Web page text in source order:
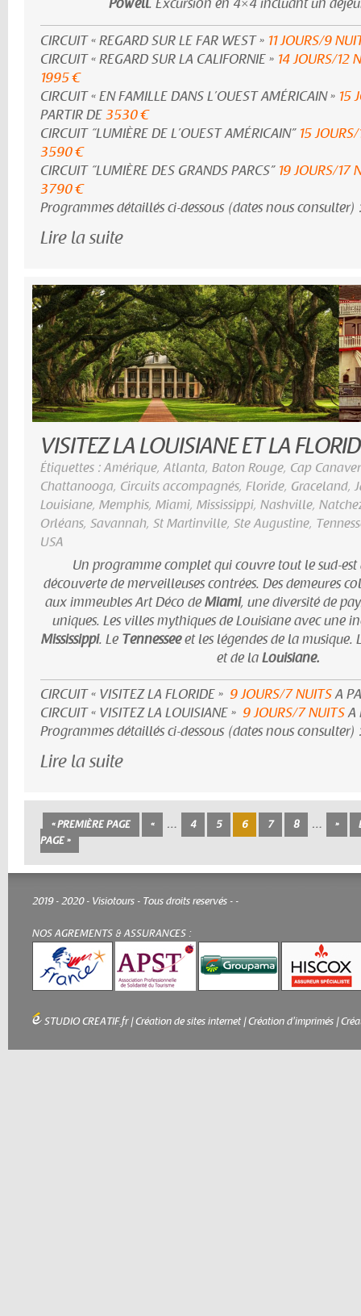
Powell. Excursion en 4×4 incluant un
CIRCUIT « REGARD SUR LE FAR WEST » 11 JOURS/9
CIRCUIT « REGARD SUR LA CALIFORNIE » 14 JOURS/12
1995 €
CIRCUIT « EN FAMILLE DANS L’OUEST AMÉRICAIN » 15
PARTIR DE3530 €
CIRCUIT “LUMIÈRE DE L’OUEST AMÉRICAIN” 15
3590 €
CIRCUIT “LUMIÈRE DES GRANDS PARCS” 19 JOURS/17
3790 €
Programmes détaillés ci-dessous (dates nous consulter)
Lire la suite
VISITEZ LA LOUISIANE ET LA
Étiquettes : Amérique, Atlanta, Baton Rouge, Cap
Chattanooga, Circuits accompagnés, Floride, Graceland,
Louisiane, Memphis, Miami, Mississippi, Nashville,
Orléans, Savannah, St Martinville, Ste Augustine,
USA
Un programme complet qui couvre tout le sud-est
découverte de merveilleuses contrées. Des demeures
aux immeubles Art Déco deMiami, une diversité de
uniques. Les villes mythiques de Louisiane avec une
Mississippi. Le Tennesseeet les légendes de la
et de laLouisiane.
CIRCUIT « VISITEZ LA FLORIDE » 9 JOURS/7 NUITSA
CIRCUIT « VISITEZ LA LOUISIANE » 9 JOURS/7 NUITSA
Programmes détaillés ci-dessous (dates nous consulter)
Lire la suite
« PREMIÈRE PAGE « … 4 5 6 7 8 … »
PAGE »
2019 - 2020 - Visiotours - Tous droits reservés - -
NOS AGREMENTS & ASSURANCES :
STUDIO CREATIF.fr|Création de sites internet |Création d'imprimés |